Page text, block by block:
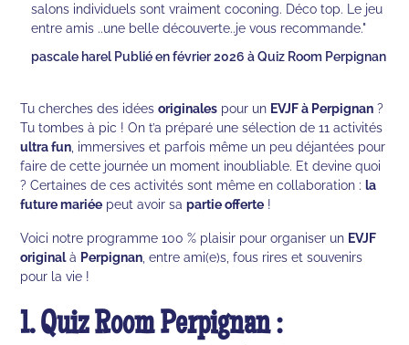
salons individuels sont vraiment coconing. Déco top. Le jeu
entre amis ..une belle découverte..je vous recommande."
pascale harel Publié en février 2026 à Quiz Room Perpignan
Tu cherches des idéesoriginales pour un EVJF à Perpignan ?
Tu tombes à pic ! On t’a préparé une sélection de 11 activités
ultra fun , immersives et parfois même un peu déjantées pour
faire de cette journée un moment inoubliable. Et devine quoi
? Certaines de ces activités sont même en collaboration :la
future mariée peut avoir sapartie offerte !
Voici notre programme 100 % plaisir pour organiser un EVJF
originalà Perpignan , entre ami(e)s, fous rires et souvenirs
pour la vie !
1. Quiz Room Perpignan :